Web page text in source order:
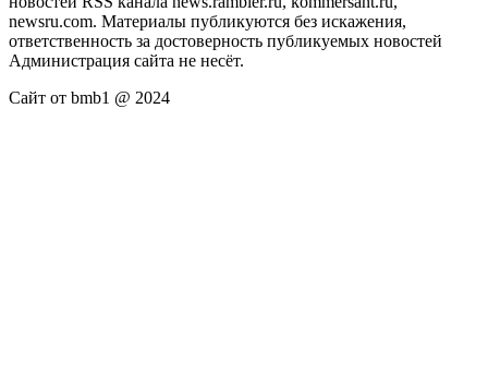
newsru.com. Материалы публикуются без искажения,
ответственность за достоверность публикуемых новостей
Администрация сайта не несёт.
Сайт от bmb1 @ 2024